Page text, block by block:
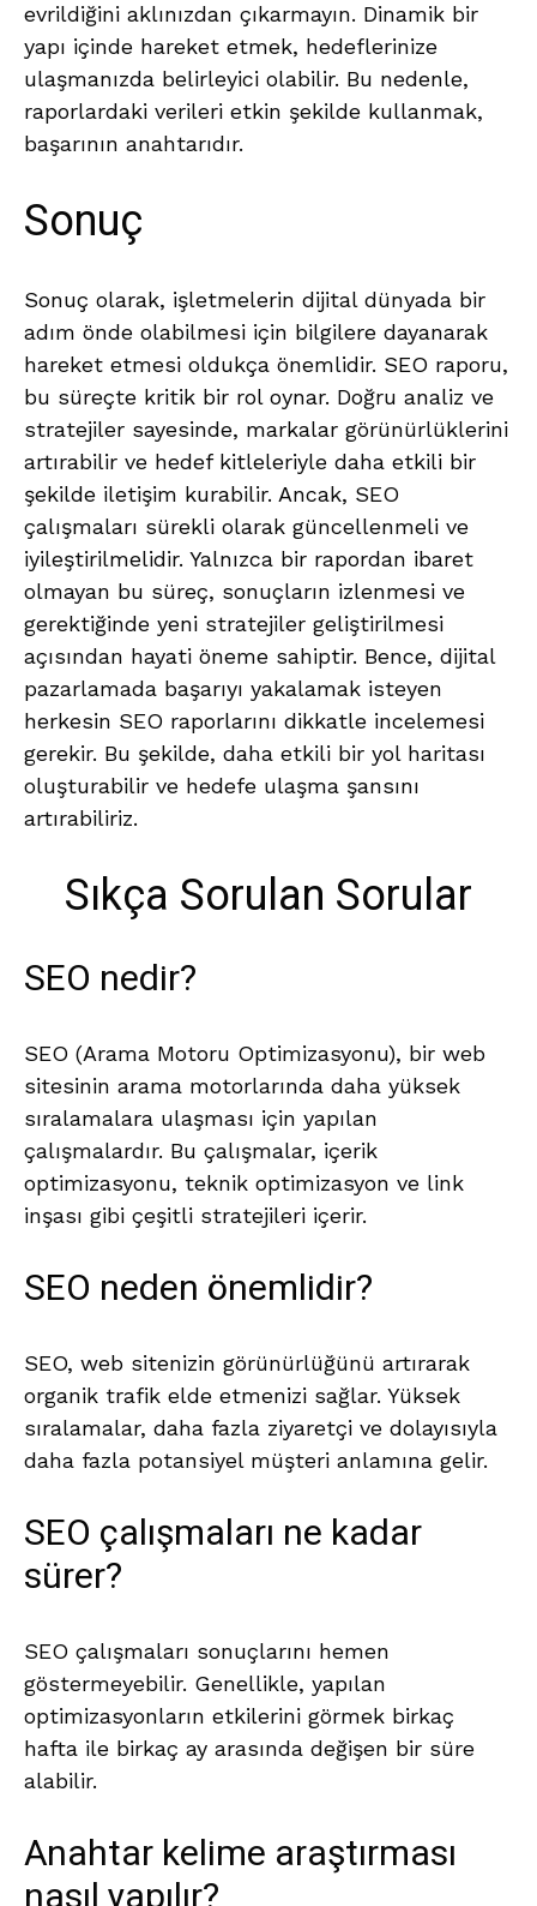
evrildiğini aklınızdan çıkarmayın. Dinamik bir
yapı içinde hareket etmek, hedeflerinize
ulaşmanızda belirleyici olabilir. Bu nedenle,
raporlardaki verileri etkin şekilde kullanmak,
başarının anahtarıdır.
Sonuç
Sonuç olarak, işletmelerin dijital dünyada bir
adım önde olabilmesi için bilgilere dayanarak
hareket etmesi oldukça önemlidir. SEO raporu,
bu süreçte kritik bir rol oynar. Doğru analiz ve
stratejiler sayesinde, markalar görünürlüklerini
artırabilir ve hedef kitleleriyle daha etkili bir
şekilde iletişim kurabilir. Ancak, SEO
çalışmaları sürekli olarak güncellenmeli ve
iyileştirilmelidir. Yalnızca bir rapordan ibaret
olmayan bu süreç, sonuçların izlenmesi ve
gerektiğinde yeni stratejiler geliştirilmesi
açısından hayati öneme sahiptir. Bence, dijital
pazarlamada başarıyı yakalamak isteyen
herkesin SEO raporlarını dikkatle incelemesi
gerekir. Bu şekilde, daha etkili bir yol haritası
oluşturabilir ve hedefe ulaşma şansını
artırabiliriz.
Sıkça Sorulan Sorular
SEO nedir?
SEO (Arama Motoru Optimizasyonu), bir web
sitesinin arama motorlarında daha yüksek
sıralamalara ulaşması için yapılan
çalışmalardır. Bu çalışmalar, içerik
optimizasyonu, teknik optimizasyon ve link
inşası gibi çeşitli stratejileri içerir.
SEO neden önemlidir?
SEO, web sitenizin görünürlüğünü artırarak
organik trafik elde etmenizi sağlar. Yüksek
sıralamalar, daha fazla ziyaretçi ve dolayısıyla
daha fazla potansiyel müşteri anlamına gelir.
SEO çalışmaları ne kadar
sürer?
SEO çalışmaları sonuçlarını hemen
göstermeyebilir. Genellikle, yapılan
optimizasyonların etkilerini görmek birkaç
hafta ile birkaç ay arasında değişen bir süre
alabilir.
Anahtar kelime araştırması